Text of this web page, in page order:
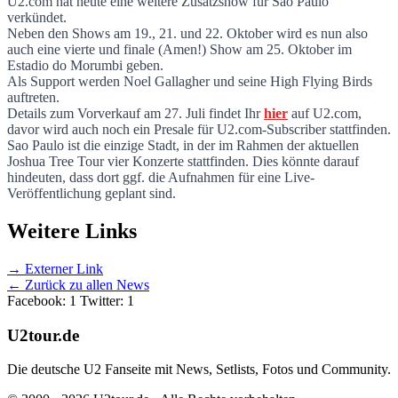
TJT-Tour: Vierte Show für Sao Paulo
verkündet.
Neben den Shows am 19., 21. und 22. Oktober wird es nun also
auch eine vierte und finale (Amen!) Show am 25. Oktober im
Estadio do Morumbi geben.
Als Support werden Noel Gallagher und seine High Flying Birds
auftreten.
Details zum Vorverkauf am 27. Juli findet Ihrhier auf U2.com,
davor wird auch noch ein Presale für U2.com-Subscriber stattfinden.
Sao Paulo ist die einzige Stadt, in der im Rahmen der aktuellen
Joshua Tree Tour vier Konzerte stattfinden. Dies könnte darauf
hindeuten, dass dort ggf. die Aufnahmen für eine Live-
Veröffentlichung geplant sind.
Weitere Links
→ Externer Link
← Zurück zu allen News
Facebook: 1 Twitter: 1
U2tour.de
Die deutsche U2 Fanseite mit News, Setlists, Fotos und Community.